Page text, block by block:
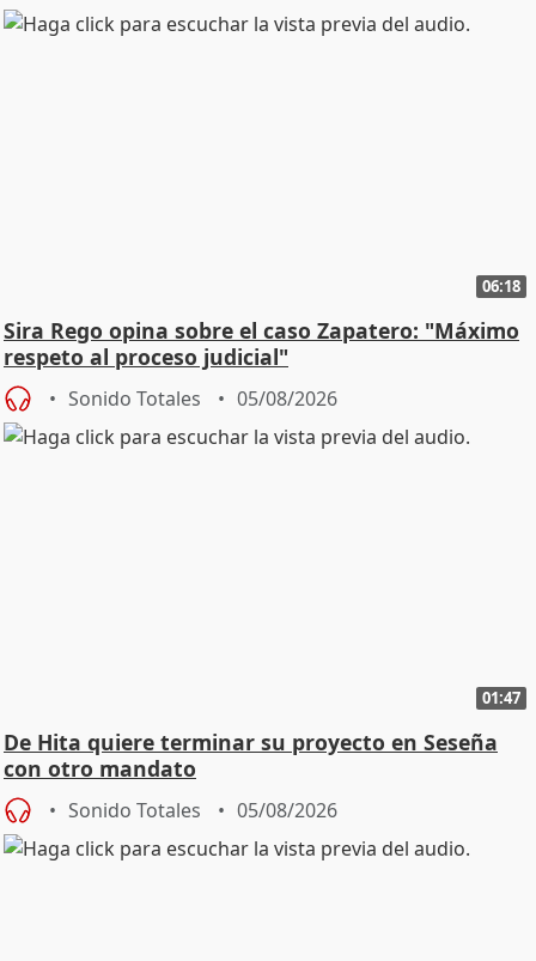
06:18
Sira Rego opina sobre el caso Zapatero: "Máximo
respeto al proceso judicial"
Sonido Totales 05/08/2026
01:47
De Hita quiere terminar su proyecto en Seseña
con otro mandato
Sonido Totales 05/08/2026